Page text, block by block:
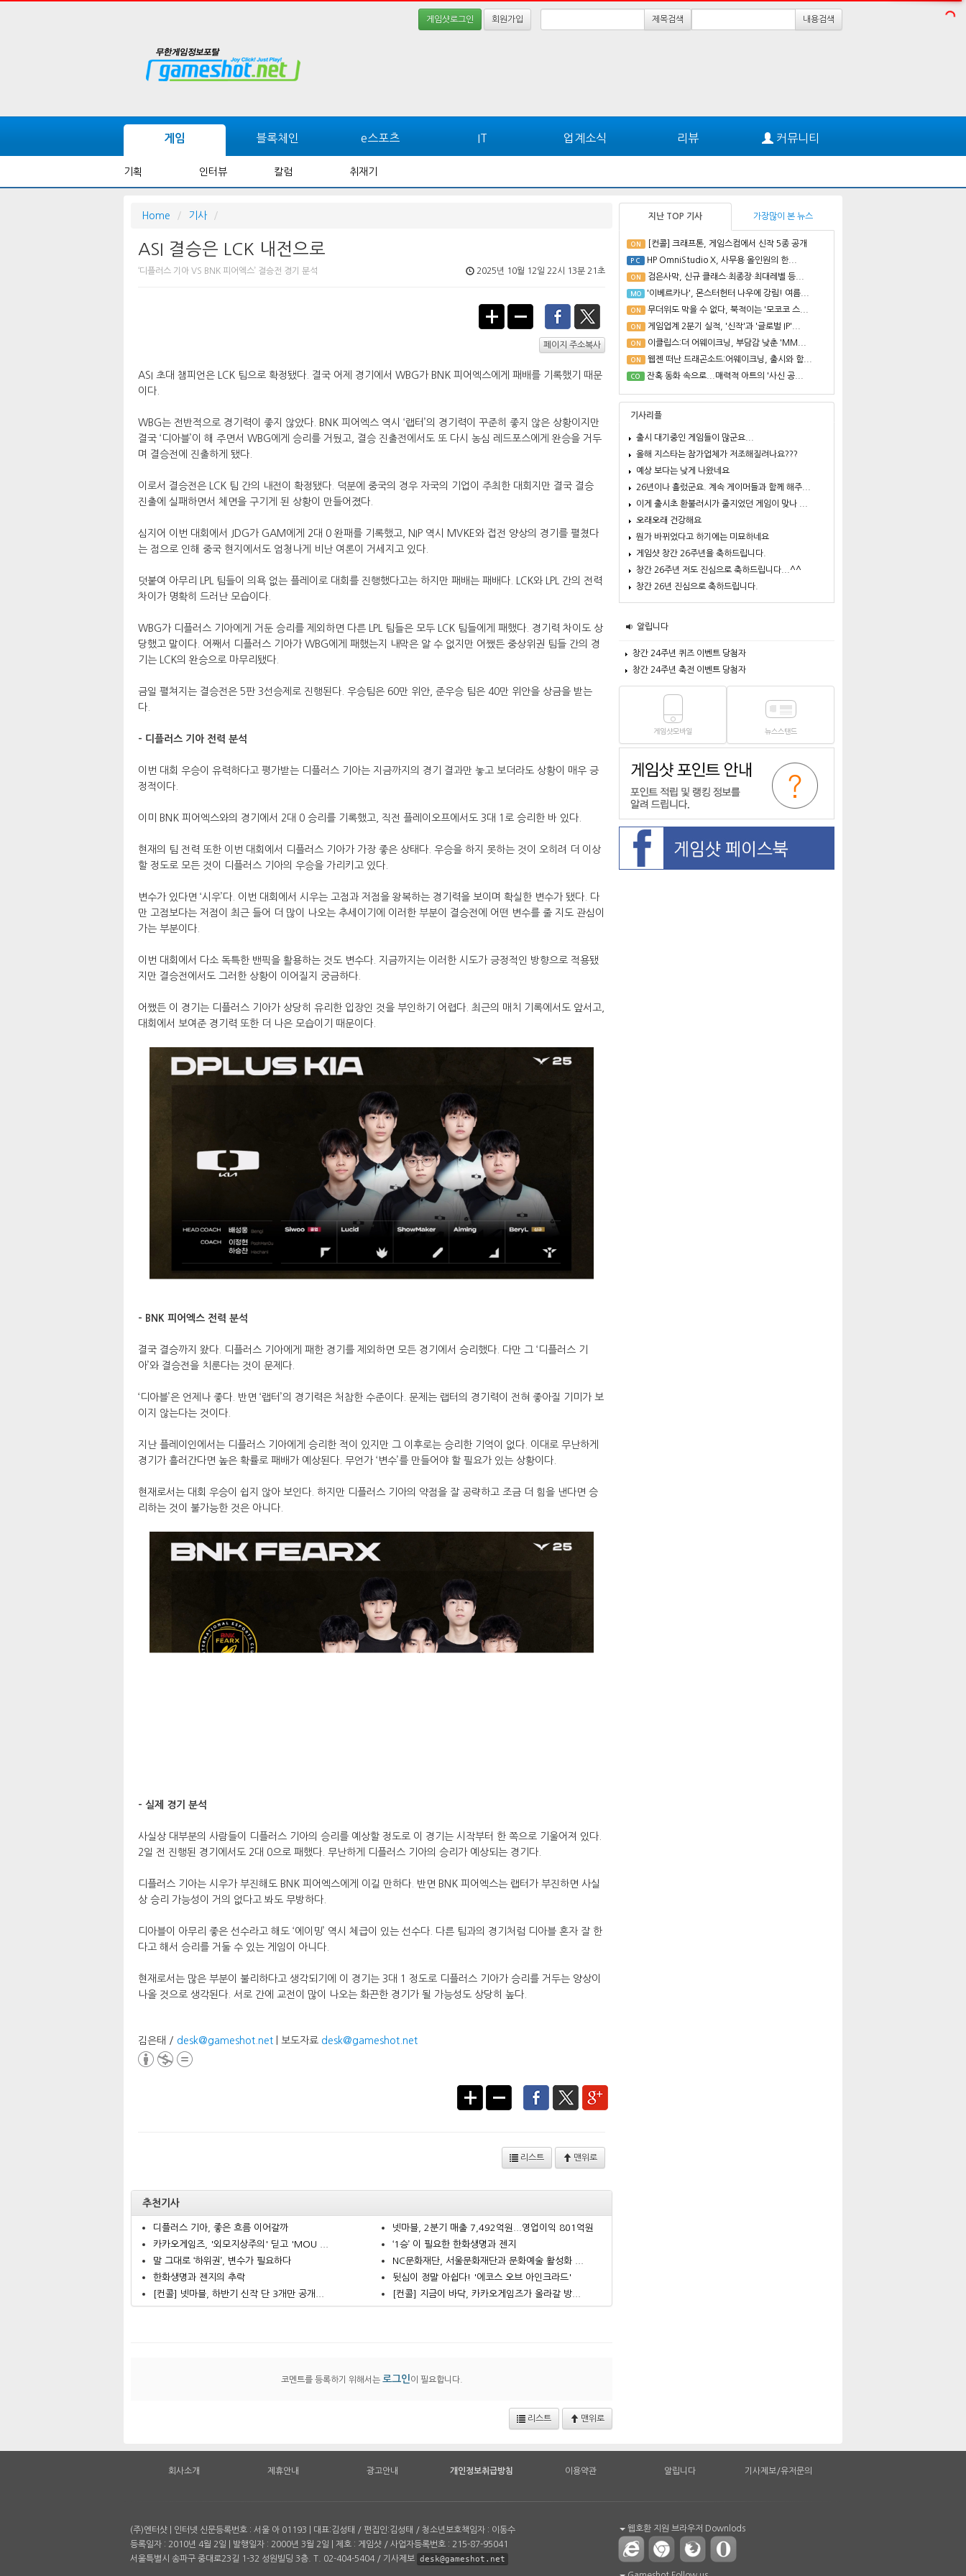
게임샷로그인 회원가입 제목검색 내용검색
게임 블록체인 e스포츠 IT 업계소식 리뷰 커뮤니티
기획 인터뷰 칼럼 취재기
Home 기사
ASI 결승은 LCK 내전으로
‘디플러스 기아 VS BNK 피어엑스’ 결승전 경기 분석 2025년 10월 12일 22시 13분 21초
페이지 주소복사
ASI 초대 챔피언은 LCK 팀으로 확정됐다. 결국 어제 경기에서 WBG가 BNK 피어엑스에게 패배를 기록했기 때문
이다.
WBG는 전반적으로 경기력이 좋지 않았다. BNK 피어엑스 역시 ‘랩터’의 경기력이 꾸준히 좋지 않은 상황이지만
결국 ‘디아블’이 해 주면서 WBG에게 승리를 거뒀고, 결승 진출전에서도 또 다시 농심 레드포스에게 완승을 거두
며 결승전에 진출하게 됐다.
이로서 결승전은 LCK 팀 간의 내전이 확정됐다. 덕분에 중국의 경우 자국의 기업이 주최한 대회지만 결국 결승
진출에 실패하면서 체면을 구기게 된 상황이 만들어졌다.
심지어 이번 대회에서 JDG가 GAM에게 2대 0 완패를 기록했고, NIP 역시 MVKE와 접전 양상의 경기를 펼쳤다
는 점으로 인해 중국 현지에서도 엄청나게 비난 여론이 거세지고 있다.
덧붙여 아무리 LPL 팀들이 의욕 없는 플레이로 대회를 진행했다고는 하지만 패배는 패배다. LCK와 LPL 간의 전력
차이가 명확히 드러난 모습이다.
WBG가 디플러스 기아에게 거둔 승리를 제외하면 다른 LPL 팀들은 모두 LCK 팀들에게 패했다. 경기력 차이도 상
당했고 말이다. 어째서 디플러스 기아가 WBG에게 패했는지 내막은 알 수 없지만 어쨌든 중상위권 팀들 간의 경
기는 LCK의 완승으로 마무리됐다.
금일 펼쳐지는 결승전은 5판 3선승제로 진행된다. 우승팀은 60만 위안, 준우승 팀은 40만 위안을 상금을 받는
다.
- 디플러스 기아 전력 분석
이번 대회 우승이 유력하다고 평가받는 디플러스 기아는 지금까지의 경기 결과만 놓고 보더라도 상황이 매우 긍
정적이다.
이미 BNK 피어엑스와의 경기에서 2대 0 승리를 기록했고, 직전 플레이오프에서도 3대 1로 승리한 바 있다.
현재의 팀 전력 또한 이번 대회에서 디플러스 기아가 가장 좋은 상태다. 우승을 하지 못하는 것이 오히려 더 이상
할 정도로 모든 것이 디플러스 기아의 우승을 가리키고 있다.
변수가 있다면 ‘시우’다. 이번 대회에서 시우는 고점과 저점을 왕복하는 경기력을 보이며 확실한 변수가 됐다. 다
만 고점보다는 저점이 최근 들어 더 많이 나오는 추세이기에 이러한 부분이 결승전에 어떤 변수를 줄 지도 관심이
가는 부분이다.
이번 대회에서 다소 독특한 밴픽을 활용하는 것도 변수다. 지금까지는 이러한 시도가 긍정적인 방향으로 적용됐
지만 결승전에서도 그러한 상황이 이어질지 궁금하다.
어쨌든 이 경기는 디플러스 기아가 상당히 유리한 입장인 것을 부인하기 어렵다. 최근의 매치 기록에서도 앞서고,
대회에서 보여준 경기력 또한 더 나은 모습이기 때문이다.
- BNK 피어엑스 전력 분석
결국 결승까지 왔다. 디플러스 기아에게 패한 경기를 제외하면 모든 경기에서 승리했다. 다만 그 ‘디플러스 기
아’와 결승전을 치룬다는 것이 문제다.
‘디아블’은 언제나 좋다. 반면 ‘랩터’의 경기력은 처참한 수준이다. 문제는 랩터의 경기력이 전혀 좋아질 기미가 보
이지 않는다는 것이다.
지난 플레이인에서는 디플러스 기아에게 승리한 적이 있지만 그 이후로는 승리한 기억이 없다. 이대로 무난하게
경기가 흘러간다면 높은 확률로 패배가 예상된다. 무언가 ‘변수’를 만들어야 할 필요가 있는 상황이다.
현재로서는 대회 우승이 쉽지 않아 보인다. 하지만 디플러스 기아의 약점을 잘 공략하고 조금 더 힘을 낸다면 승
리하는 것이 불가능한 것은 아니다.
- 실제 경기 분석
사실상 대부분의 사람들이 디플러스 기아의 승리를 예상할 정도로 이 경기는 시작부터 한 쪽으로 기울어져 있다.
2일 전 진행된 경기에서도 2대 0으로 패했다. 무난하게 디플러스 기아의 승리가 예상되는 경기다.
디플러스 기아는 시우가 부진해도 BNK 피어엑스에게 이길 만하다. 반면 BNK 피어엑스는 랩터가 부진하면 사실
상 승리 가능성이 거의 없다고 봐도 무방하다.
디아블이 아무리 좋은 선수라고 해도 ‘에이밍’ 역시 체급이 있는 선수다. 다른 팀과의 경기처럼 디아블 혼자 잘 한
다고 해서 승리를 거둘 수 있는 게임이 아니다.
현재로서는 많은 부분이 불리하다고 생각되기에 이 경기는 3대 1 정도로 디플러스 기아가 승리를 거두는 양상이
나올 것으로 생각된다. 서로 간에 교전이 많이 나오는 화끈한 경기가 될 가능성도 상당히 높다.
김은태 / desk@gameshot.net | 보도자료 desk@gameshot.net
리스트 맨위로
추천기사
디플러스 기아, 좋은 흐름 이어갈까
카카오게임즈, '외모지상주의' 딛고 'MOU ...
말 그대로 ‘하위권’, 변수가 필요하다
한화생명과 젠지의 추락
[컨콜] 넷마블, 하반기 신작 단 3개만 공개...
넷마블, 2분기 매출 7,492억원...영업이익 801억원
‘1승’ 이 필요한 한화생명과 젠지
NC문화재단, 서울문화재단과 문화예술 활성화 ...
뒷심이 정말 아쉽다! '에코스 오브 아인크라드'
[컨콜] 지금이 바닥, 카카오게임즈가 올라갈 방...
코멘트를 등록하기 위해서는 로그인이 필요합니다.
리스트 맨위로
지난 TOP 기사 가장많이 본 뉴스
ON [컨콜] 크래프톤, 게임스컴에서 신작 5종 공개
PC HP OmniStudio X, 사무용 올인원의 한...
ON 검은사막, 신규 클래스·최종장·최대레벨 등...
MO '이베르카나', 몬스터헌터 나우에 강림! 여름...
ON 무더위도 막을 수 없다, 북적이는 '모코코 스...
ON 게임업계 2분기 실적, '신작'과 '글로벌 IP'...
ON 이클립스:더 어웨이크닝, 부담감 낮춘 'MM...
ON 웹젠 떠난 드래곤소드:어웨이크닝, 출시와 함...
CO 잔혹 동화 속으로...매력적 아트의 '사신 공...
기사리플
출시 대기중인 게임들이 많군요...
올해 지스타는 참가업체가 저조해질려나요???
예상 보다는 낮게 나왔네요
26년이나 흘렀군요. 계속 게이머들과 함께 해주...
이게 출시초 환불러시가 줄지었던 게임이 맞나 ...
오래오래 건강해요
뭔가 바뀌었다고 하기에는 미묘하네요
게임샷 창간 26주년을 축하드립니다.
창간 26주년 저도 진심으로 축하드립니다...^^
창간 26년 진심으로 축하드립니다.
알립니다
창간 24주년 퀴즈 이벤트 당첨자
창간 24주년 축전 이벤트 당첨자
게임샷모바일 뉴스스탠드
회사소개 제휴안내 광고안내 개인정보취급방침 이용약관 알립니다 기사제보/유저문의
(주)엔터샷 | 인터넷 신문등록번호 : 서울 아 01193 | 대표:김성태 / 편집인:김성태 / 청소년보호책임자 : 이동수
등록일자 : 2010년 4월 2일 | 발행일자 : 2000년 3월 2일 | 제호 : 게임샷 / 사업자등록번호 : 215-87-95041
서울특별시 송파구 중대로23길 1-32 성원빌딩 3층. T. 02-404-5404 / 기사제보 desk@gameshot.net
웹호환 지원 브라우저 Downlods